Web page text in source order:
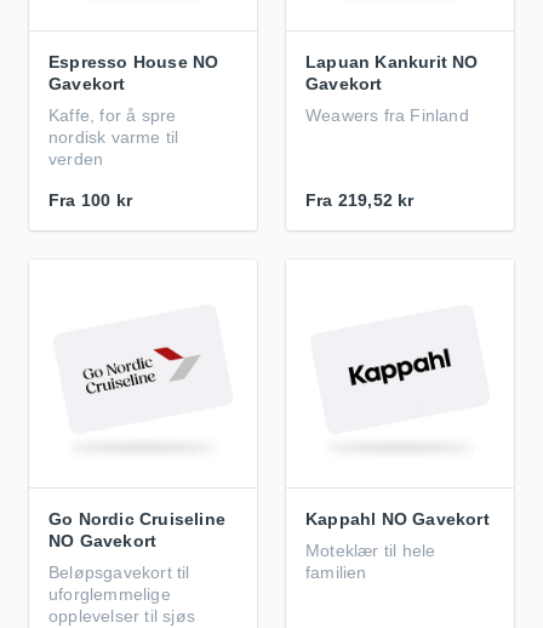
Espresso House NO
Gavekort
Kaffe, for å spre
nordisk varme til
verden
Fra 100 kr
Lapuan Kankurit NO
Gavekort
Weawers fra Finland
Fra 219,52 kr
Go Nordic Cruiseline
NO Gavekort
Beløpsgavekort til
uforglemmelige
opplevelser til sjøs
Kappahl NO Gavekort
Moteklær til hele
familien